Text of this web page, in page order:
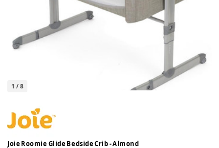
1 /8
Joie Roomie Glide Bedside Crib - Almond